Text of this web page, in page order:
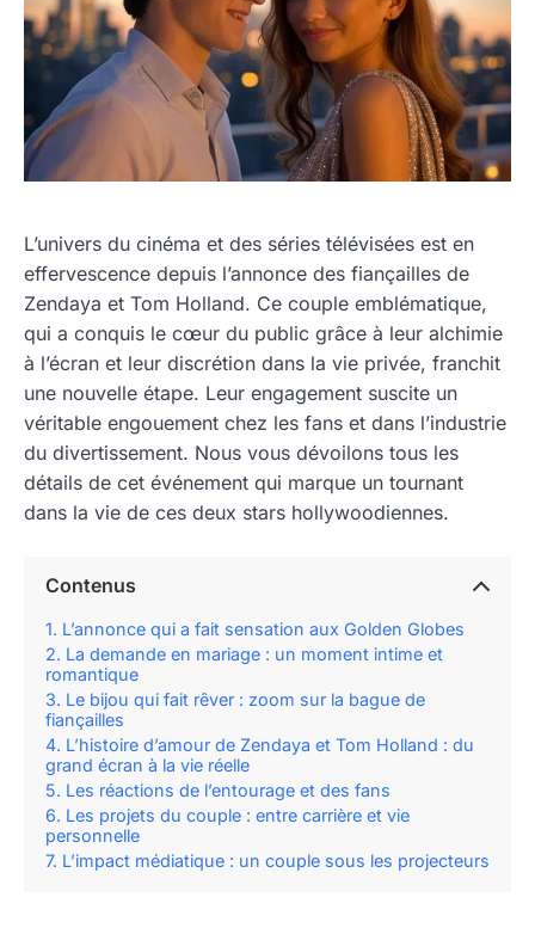
L’univers du cinéma et des séries télévisées est en
effervescence depuis l’annonce des fiançailles de
Zendaya et Tom Holland. Ce couple emblématique,
qui a conquis le cœur du public grâce à leur alchimie
à l’écran et leur discrétion dans la vie privée, franchit
une nouvelle étape. Leur engagement suscite un
véritable engouement chez les fans et dans l’industrie
du divertissement. Nous vous dévoilons tous les
détails de cet événement qui marque un tournant
dans la vie de ces deux stars hollywoodiennes.
Contenus
L’annonce qui a fait sensation aux Golden Globes
La demande en mariage : un moment intime et
romantique
Le bijou qui fait rêver : zoom sur la bague de
fiançailles
L’histoire d’amour de Zendaya et Tom Holland : du
grand écran à la vie réelle
Les réactions de l’entourage et des fans
Les projets du couple : entre carrière et vie
personnelle
L’impact médiatique : un couple sous les projecteurs